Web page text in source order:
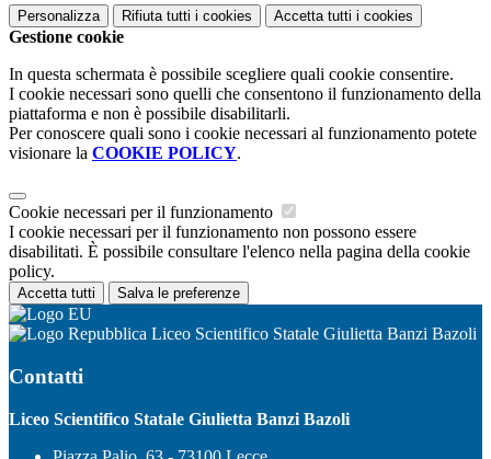
Personalizza Rifiuta tutti i cookies Accetta tutti i cookies
Gestione cookie
In questa schermata è possibile scegliere quali cookie consentire.
I cookie necessari sono quelli che consentono il funzionamento della
piattaforma e non è possibile disabilitarli.
Per conoscere quali sono i cookie necessari al funzionamento potete
visionare la COOKIE POLICY.
Cookie necessari per il funzionamento
I cookie necessari per il funzionamento non possono essere
disabilitati. È possibile consultare l'elenco nella pagina della cookie
policy.
Accetta tutti Salva le preferenze
Liceo Scientifico Statale Giulietta Banzi Bazoli
Contatti
Liceo Scientifico Statale Giulietta Banzi Bazoli